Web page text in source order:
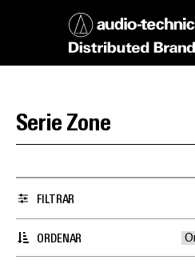
Serie Zone
ORDENAR
FILTRAR